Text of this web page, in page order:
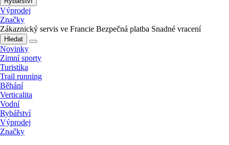
Výprodej
Značky
Zákaznický servis ve Francie Bezpečná platba Snadné vracení
Hledat
Novinky
Zimní sporty
Turistika
Trail running
Běhání
Verticalita
Vodní
Rybářství
Výprodej
Značky